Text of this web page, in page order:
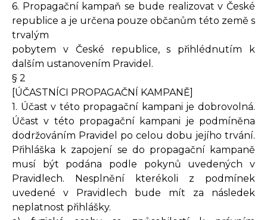
6. Propagační kampaň se bude realizovat v České
republice a je určena pouze občanům této země s
trvalým
pobytem v České republice, s přihlédnutím k
dalším ustanovením Pravidel.
§ 2
[ÚČASTNÍCI PROPAGAČNÍ KAMPANĚ]
1. Účast v této propagační kampani je dobrovolná.
Účast v této propagační kampani je podmíněna
dodržováním Pravidel po celou dobu jejího trvání.
Přihláška k zapojení se do propagační kampaně
musí být podána podle pokynů uvedených v
Pravidlech. Nesplnění kterékoli z podmínek
uvedené v Pravidlech bude mít za následek
neplatnost přihlášky.